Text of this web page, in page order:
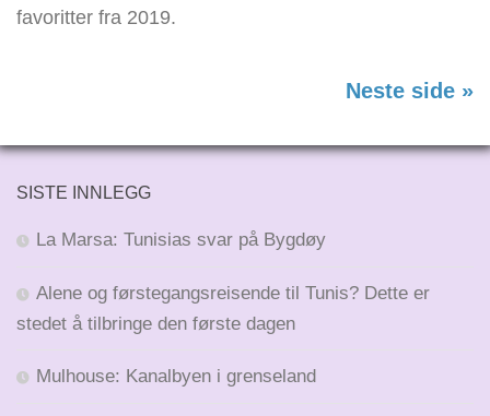
favoritter fra 2019.
Neste side »
SISTE INNLEGG
La Marsa: Tunisias svar på Bygdøy
Alene og førstegangsreisende til Tunis? Dette er
stedet å tilbringe den første dagen
Mulhouse: Kanalbyen i grenseland